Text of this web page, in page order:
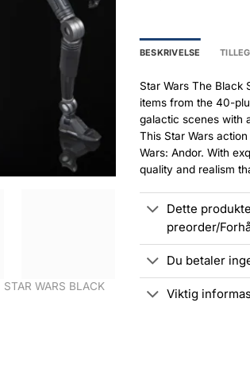
STAR WARS BLACK
BESKRIVELSE
Star Wars The Black
items from the 40-
galactic scenes with
This Star Wars
Wars: Andor. With
quality and realism
Dette
preorder/
Du betaler
Viktig